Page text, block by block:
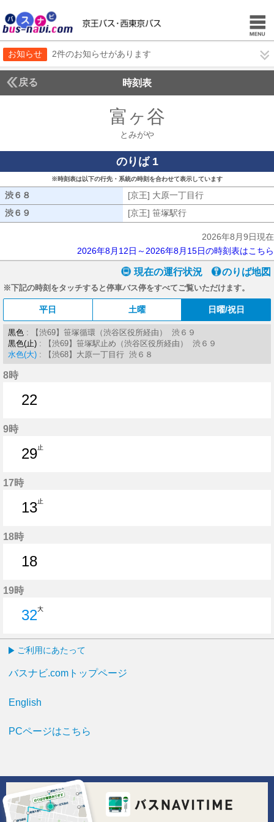
お知らせ 2件のお知らせがあります
戻る 時刻表
富ヶ谷
とみがや
のりば 1
※時刻表は以下の行先・系統の時刻を合わせて表示しています
渋６８ [京王] 大原一丁目行
渋６９
[京王] 笹塚駅行
2026年8月9日現在
2026年8月12日～2026年8月15日の時刻表はこちら
現在の運行状況 のりば地図
※下記の時刻をタッチすると停車バス停をすべてご覧いただけます。
平日 土曜 日曜/祝日
黒色 : 【渋69】笹塚循環（渋谷区役所経由） 渋６９
黒色(止) : 【渋69】笹塚駅止め（渋谷区役所経由） 渋６９
水色(大) : 【渋68】大原一丁目行 渋６８
8時
22
9時
29止
17時
13止
18時
18
19時
32大
ご利用にあたって
バスナビ.comトップページ
English
PCページはこちら